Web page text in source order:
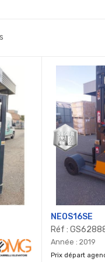
NEOS16SE
Réf :
Année : 2019
Prix départ